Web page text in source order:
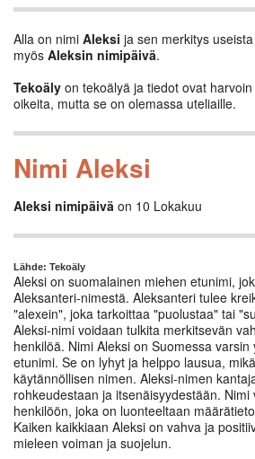
Alla on nimi Aleksi ja sen merkitys
myös Aleksin nimipäivä.
Tekoäly on tekoälyä ja tiedot ovat
oikeita, mutta se on olemassa uteliaille.
Nimi Aleksi
Aleksi nimipäivä on 10 Lokakuu
Lähde: Tekoäly
Aleksi on suomalainen miehen etunimi,
Aleksanteri-nimestä. Aleksanteri tulee
"alexein", joka tarkoittaa "puolustaa" tai
Aleksi-nimi voidaan tulkita merkitsevän
henkilöä. Nimi Aleksi on Suomessa varsin
etunimi. Se on lyhyt ja helppo lausua,
käytännöllisen nimen. Aleksi-nimen
rohkeudestaan ja itsenäisyydestään. Nimi
henkilöön, joka on luonteeltaan
Kaiken kaikkiaan Aleksi on vahva ja
mieleen voiman ja suojelun.